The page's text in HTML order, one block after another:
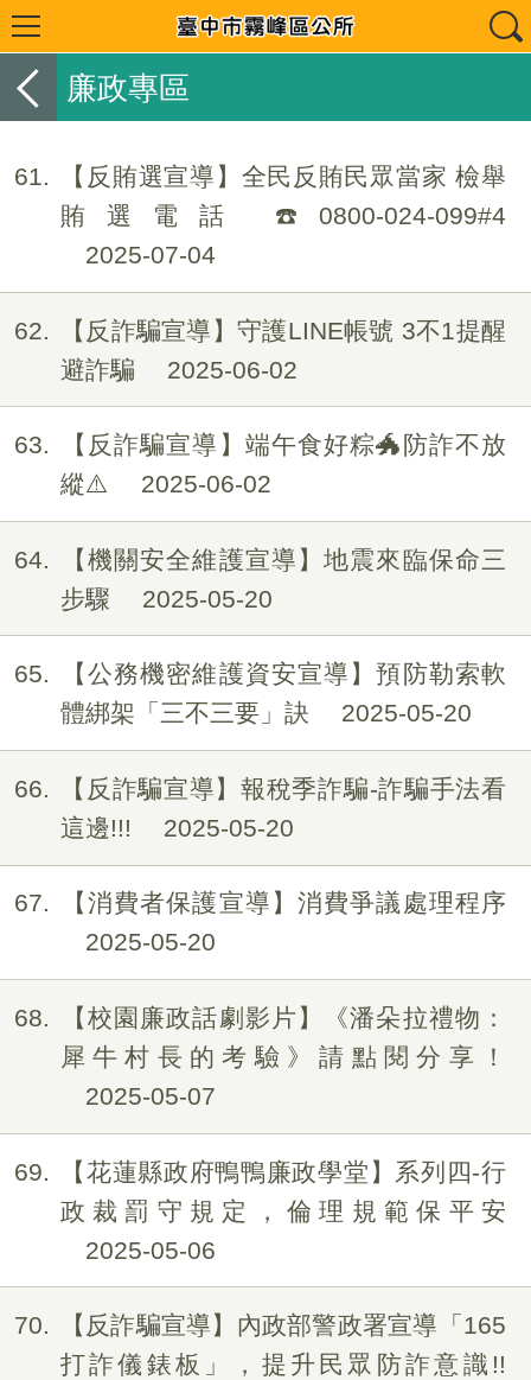
廉政專區
61
【反賄選宣導】全民反賄民眾當家 檢舉
賄選電話 ☎️0800-024-099#4
2025-07-04
62
【反詐騙宣導】守護LINE帳號 3不1提醒
避詐騙
2025-06-02
63
【反詐騙宣導】端午食好粽🐲防詐不放
縱⚠️
2025-06-02
64
【機關安全維護宣導】地震來臨保命三
步驟
2025-05-20
65
【公務機密維護資安宣導】預防勒索軟
體綁架「三不三要」訣
2025-05-20
66
【反詐騙宣導】報稅季詐騙-詐騙手法看
這邊!!!
2025-05-20
67
【消費者保護宣導】消費爭議處理程序
2025-05-20
68
【校園廉政話劇影片】《潘朵拉禮物：
犀牛村長的考驗》請點閱分享！
2025-05-07
69
【花蓮縣政府鴨鴨廉政學堂】系列四-行
政裁罰守規定，倫理規範保平安
2025-05-06
70
【反詐騙宣導】內政部警政署宣導「165
打詐儀錶板」，提升民眾防詐意識!!